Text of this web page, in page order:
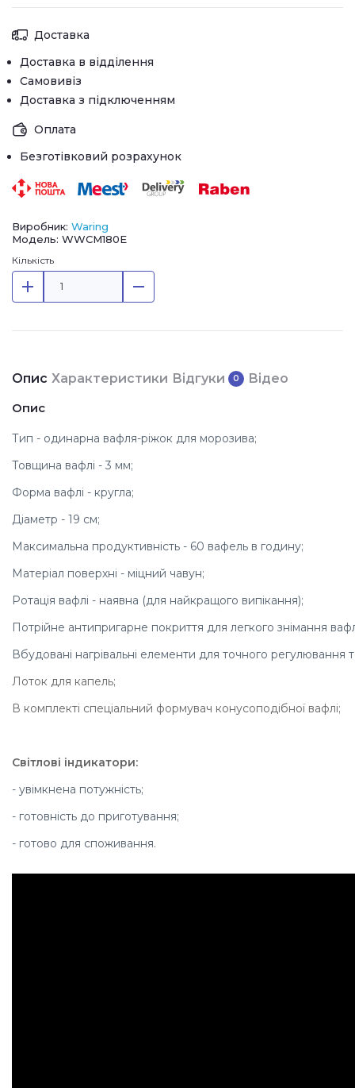
Доставка
Доставка в відділення
Самовивіз
Доставка з підключенням
Оплата
Безготівковий розрахунок
Виробник: Waring
Модель: WWCM180E
Кількість
Опис Характеристики Відгуки 0
Відео
Опис
Тип - одинарна вафля-ріжок для морозива;
Товщина вафлі - 3 мм;
Форма вафлі - кругла;
Діаметр - 19 см;
Максимальна продуктивність - 60 вафель в годину;
Матеріал поверхні - міцний чавун;
Ротація вафлі - наявна (для найкращого випікання);
Потрійне антипригарне покриття для легкого знімання
Вбудовані нагрівальні елементи для точного регулювання
Лоток для капель;
В комплекті спеціальний формувач конусоподібної вафлі;
Світлові індикатори:
- увімкнена потужність;
- готовність до приготування;
- готово для споживання.